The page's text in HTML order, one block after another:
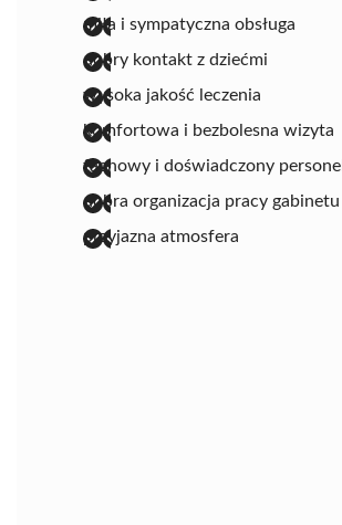
miła i sympatyczna obsługa
dobry kontakt z dziećmi
wysoka jakość leczenia
komfortowa i bezbolesna wizyta
fachowy i doświadczony personel
dobra organizacja pracy gabinetu
przyjazna atmosfera